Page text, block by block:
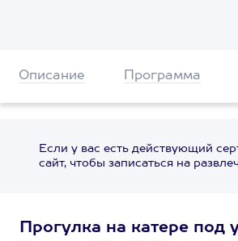
Описание Программа
Если у вас есть действующий
сайт, чтобы записаться на
Прогулка на катере под